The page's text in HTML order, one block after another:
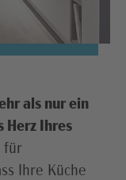
als nur ein
Herz Ihres
für
Ihre Küche